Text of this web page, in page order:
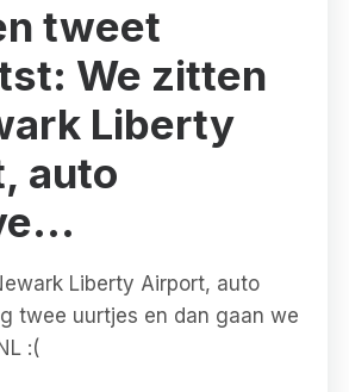
tweet
We zitten
Liberty
auto
Liberty Airport, auto
twee uurtjes en dan gaan we
:(